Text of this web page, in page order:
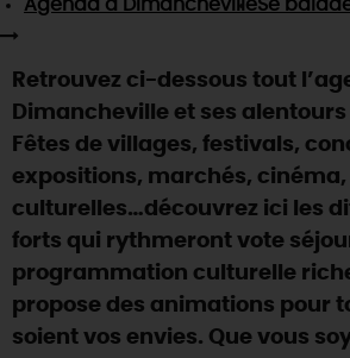
Visitesgourmandesetcréatives
Chic,une aire de pique-nique
Par ici lesguinguettes
Que rapporter du Loiret ?
La Route desMétiers d'Art
TOUT L'ART DE
(re)Découvrir les coulisses de
Expérimenterles
Une saison de
Rendez-vous de la
Programme des animations
SE REPÉRER,SE
INFOS & SERVICES
RÉSERVER
Agenda à DimanchevilleSe
Retrouvez ci-dessous tout
Dimancheville et ses alentours
Fêtes de villages, festivals,
expositions, marchés,
culturelles…découvrez ici les
forts qui rythmeront vote
programmation culturelle
propose des animations pour
soient vos envies. Que vous